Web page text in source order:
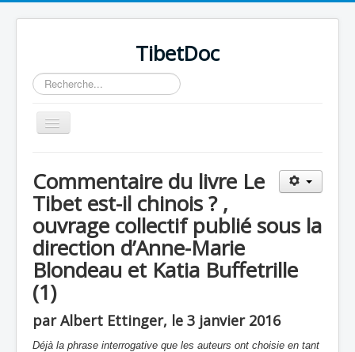
TibetDoc
Rechercher
Basculer
la
≡
Commentaire du livre Le
Tibet est-il chinois ? ,
ouvrage collectif publié sous la
direction d’Anne-Marie
Blondeau et Katia Buffetrille
(1)
par Albert Ettinger, le 3 janvier 2016
Déjà la phrase interrogative que les auteurs ont choisie en tant